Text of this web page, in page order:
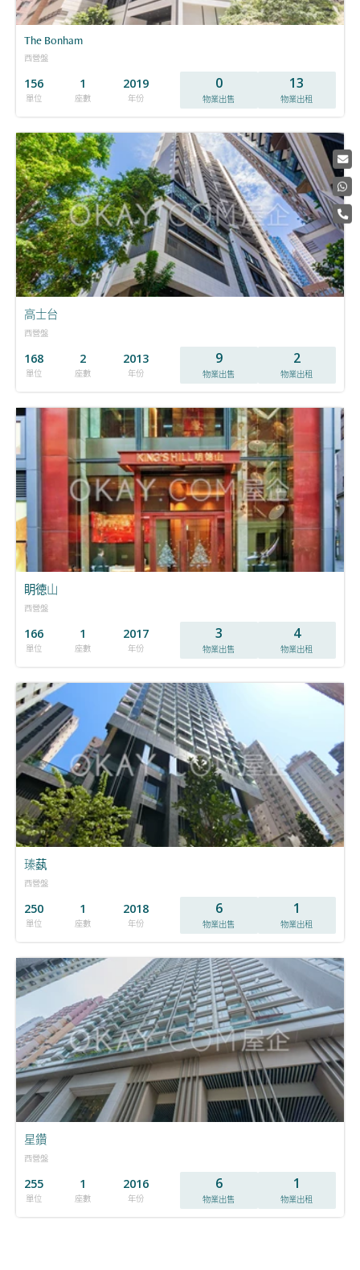
The Bonham
西營盤
156
單位
1
座數
2019
年份
0
物業出售
13
物業出租
高士台
西營盤
168
單位
2
座數
2013
年份
9
物業出售
2
物業出租
眀徳山
西營盤
166
單位
1
座數
2017
年份
3
物業出售
4
物業出租
瑧蓺
西營盤
250
單位
1
座數
2018
年份
6
物業出售
1
物業出租
星鑽
西營盤
255
單位
1
座數
2016
年份
6
物業出售
1
物業出租